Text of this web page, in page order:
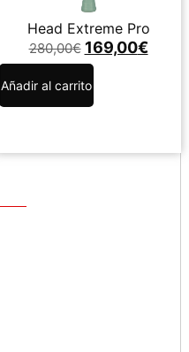
Head Extreme Pro
280,00€ 169,00€
Añadir al carrito